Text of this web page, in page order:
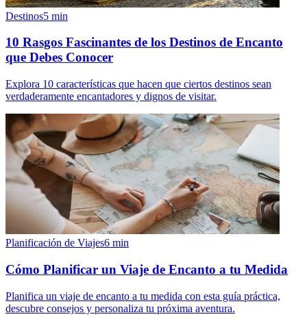
Destinos5 min
10 Rasgos Fascinantes de los Destinos de Encanto
que Debes Conocer
Explora 10 características que hacen que ciertos destinos sean
verdaderamente encantadores y dignos de visitar.
Planificación de Viajes6 min
Cómo Planificar un Viaje de Encanto a tu Medida
Planifica un viaje de encanto a tu medida con esta guía práctica,
descubre consejos y personaliza tu próxima aventura.